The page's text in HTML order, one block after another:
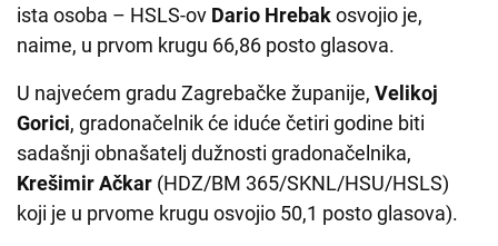
ista osoba – HSLS-ov Dario Hrebakosvojio je,
naime, u prvom krugu 66,86 posto glasova.
U najvećem gradu Zagrebačke županije, Velikoj
Gorici, gradonačelnik će iduće četiri godine biti
sadašnji obnašatelj dužnosti gradonačelnika,
Krešimir Ačkar (HDZ/BM 365/SKNL/HSU/HSLS)
koji je u prvome krugu osvojio 50,1 posto glasova).